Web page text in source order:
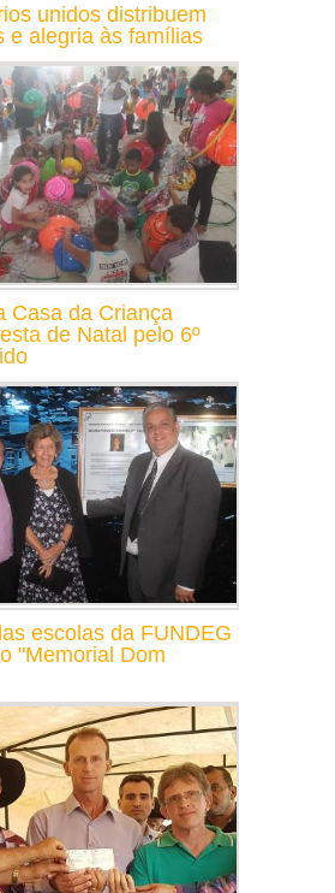
unidos distribuem
e alegria às famílias
Casa da Criança
de Natal pelo 6º
escolas da FUNDEG
"Memorial Dom